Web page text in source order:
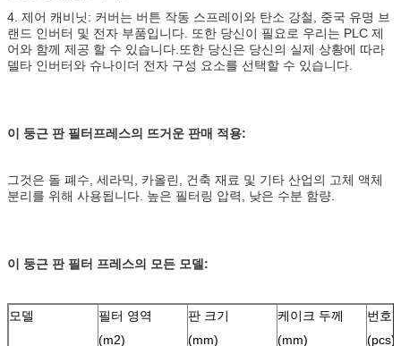
4. 제어 캐비닛: 커버는 버튼 작동 스프레이와 탄소 강철, 중국 유명 브
랜드 인버터 및 전자 부품입니다. 또한 당신이 필요로 우리는 PLC 제
어와 함께 제공 할 수 있습니다.또한 당신은 당신의 실제 상황에 따라
델타 인버터와 슈나이더 전자 구성 요소를 선택할 수 있습니다.
이 둥근 판 필터프레스의 뜨거운 판매 적용:
그것은 돌 폐수, 세라믹, 카올린, 건축 재료 및 기타 산업의 고체 액체
분리를 위해 사용됩니다. 높은 필터링 압력, 낮은 수분 함량.
이 둥근 판 필터 프레스의 모든 모델:
모델
필터 영역
(m2)
판 크기
(mm)
케이크 두께
(mm)
번호
(pcs)